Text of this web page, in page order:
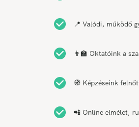
📍 Valódi, működő
👨‍🏫 Oktatóink a
🧭 Képzéseink
📲 Online elmélet,